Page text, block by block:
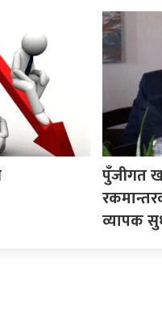
पुँजीगत
व्यापक